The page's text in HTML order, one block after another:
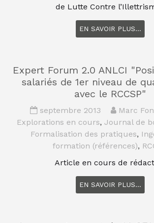
de Lutte Contre
EN SAVOIR PLUS...
Expert Forum 2.0 ANLCI
salariés de 1er niveau de
avec le RCCSP"
septembre 2013
Marc
Explorations en cours, Journal de
Formalisation des pratiques,
formation (références),
Article en cours de
EN SAVOIR PLUS...